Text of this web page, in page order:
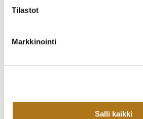
Tilastot
Markkinointi
Salli kaikki
KRONO